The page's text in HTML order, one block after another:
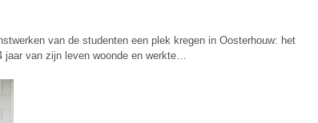
van de studenten een plek kregen in Oosterhouw: het
van zijn leven woonde en werkte…